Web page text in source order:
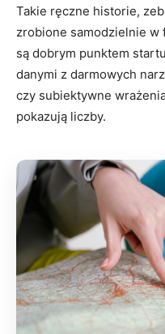
Takie ręczne historie,
zrobione samodzielnie w
są dobrym punktem
danymi z darmowych
czy subiektywne
pokazują liczby.